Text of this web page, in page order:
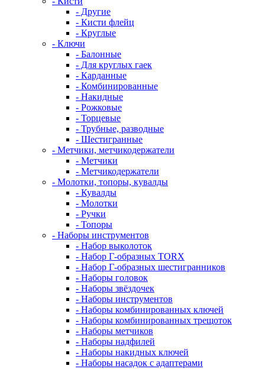
- Другие
- Кисти флейц
- Круглые
- Ключи
- Балонные
- Для круглых гаек
- Карданные
- Комбинированные
- Накидные
- Рожковые
- Торцевые
- Трубные, разводные
- Шестигранные
- Метчики, метчикодержатели
- Метчики
- Метчикодержатели
- Молотки, топоры, кувалды
- Кувалды
- Молотки
- Ручки
- Топоры
- Наборы инструментов
- Набор выколоток
- Набор Г-образных TORX
- Набор Г-образных шестигранников
- Наборы головок
- Наборы звёздочек
- Наборы инструментов
- Наборы комбинированных ключей
- Наборы комбинированных трещоток
- Наборы метчиков
- Наборы надфилей
- Наборы накидных ключей
- Наборы насадок с адаптерами